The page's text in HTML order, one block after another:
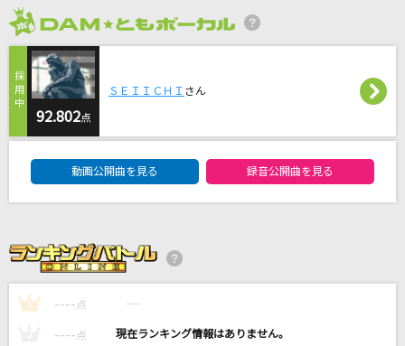
＝LOVE
Sincerely
夢見る恋人たち
山内惠介
フロリジナル
Mrs. GREEN APPLE
[生音]レイニーブルー
徳永英明
92.802点
ＳＥＩＩＣＨＩ さん
動画公開曲を見る 録音公開曲を見る
1 ---- 点 ----
---- 点 ----